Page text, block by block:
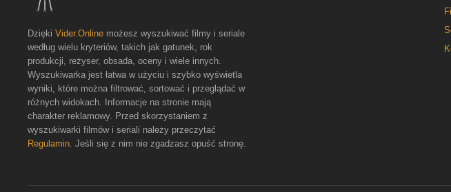
Dzięki Vider.Online możesz wyszukiwać filmy i seriale
według wielu kryteriów, takich jak gatunek, rok
produkcji, reżyser, obsada, oceny i wiele innych.
Wyszukiwarka jest łatwa w użyciu i szybko wyświetla
wyniki, które można filtrować, sortować i przeglądać w
różnych widokach. Informacje na stronie mają
charakter reklamowy. Przed skorzystaniem z
wyszukiwarki filmów i seriali należy przeczytać
Regulamin. Jeśli się z nim nie zgadzasz opuść stronę.